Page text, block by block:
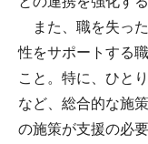
また、職を失っ
性をサポートする
こと。特に、ひと
など、総合的な施
の施策が支援の必